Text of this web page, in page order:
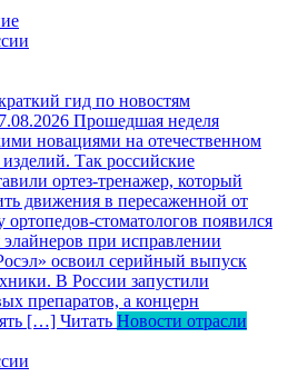
гид по новостям
Прошедшая неделя
новациями на отечественном
Так российские
ортез-тренажер, который
движения в пересаженной от
стоматологов появился
при исправлении
освоил серийный выпуск
В России запустили
препаратов, а концерн
[…] Читать Новости отрасли